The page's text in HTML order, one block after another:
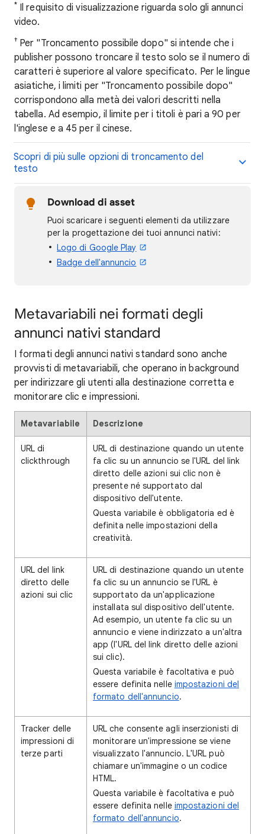
* Il requisito di visualizzazione riguarda solo gli annunci
video.
† Per "Troncamento possibile dopo" si intende che i
publisher possono troncare il testo solo se il numero di
caratteri è superiore al valore specificato. Per le lingue
asiatiche, i limiti per "Troncamento possibile dopo"
corrispondono alla metà dei valori descritti nella
tabella. Ad esempio, il limite per i titoli è pari a 90 per
l'inglese e a 45 per il cinese.
Scopri di più sulle opzioni di troncamento del
testo
Download di asset
Puoi scaricare i seguenti elementi da utilizzare
per la progettazione dei tuoi annunci nativi:
Logo di Google Play
Badge dell'annuncio
Metavariabili nei formati degli
annunci nativi standard
I formati degli annunci nativi standard sono anche
provvisti di metavariabili, che operano in background
per indirizzare gli utenti alla destinazione corretta e
monitorare clic e impressioni.
Metavariabile Descrizione
URL di
clickthrough
URL di destinazione quando un utente
fa clic su un annuncio se l'URL del link
diretto delle azioni sui clic non è
presente né supportato dal
dispositivo dell'utente.
Questa variabile è obbligatoria ed è
definita nelle impostazioni della
creatività.
URL del link
diretto delle
azioni sui clic
URL di destinazione quando un utente
fa clic su un annuncio se l'URL è
supportato da un'applicazione
installata sul dispositivo dell'utente.
Ad esempio, un utente fa clic su un
annuncio e viene indirizzato a un'altra
app (l'URL del link diretto delle azioni
sui clic).
Questa variabile è facoltativa e può
essere definita nelle impostazioni del
formato dell'annuncio.
Tracker delle
impressioni di
terze parti
URL che consente agli inserzionisti di
monitorare un'impressione se viene
visualizzato l'annuncio. L'URL può
chiamare un'immagine o un codice
HTML.
Questa variabile è facoltativa e può
essere definita nelle impostazioni del
formato dell'annuncio.